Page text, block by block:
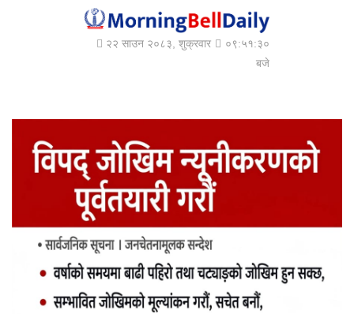
२२ साउन २०८३, शुक्रवार
०९:५१:३०
बजे